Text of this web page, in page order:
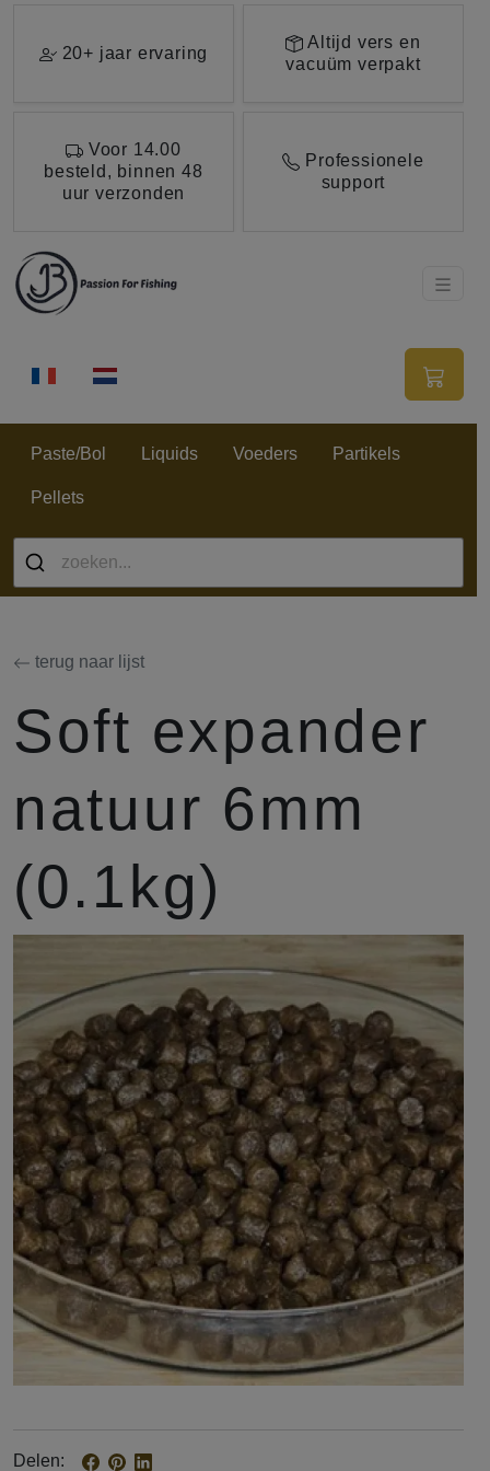
20+ jaar ervaring
Altijd vers en
vacuüm verpakt
Voor 14.00
besteld, binnen 48
uur verzonden
Professionele
support
Paste/Bol Liquids Voeders Partikels
Pellets
terug naar lijst
Soft expander
natuur 6mm
(0.1kg)
Delen